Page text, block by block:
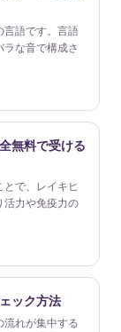
言語です。言語
な音で構成さ
無料で受ける
で、レイキヒ
活力や免疫力の
ック方法
流れが集中する